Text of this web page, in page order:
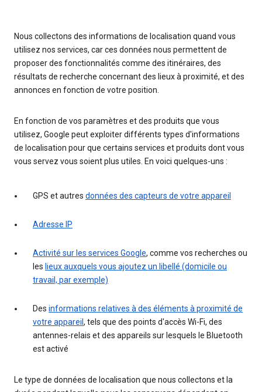
Nous collectons des informations de localisation quand vous
utilisez nos services, car ces données nous permettent de
proposer des fonctionnalités comme des itinéraires, des
résultats de recherche concernant des lieux à proximité, et des
annonces en fonction de votre position.
En fonction de vos paramètres et des produits que vous
utilisez, Google peut exploiter différents types d'informations
de localisation pour que certains services et produits dont vous
vous servez vous soient plus utiles. En voici quelques-uns :
GPS et autres données des capteurs de votre appareil
Adresse IP
Activité sur les services Google, comme vos recherches ou
les lieux auxquels vous ajoutez un libellé (domicile ou
travail, par exemple)
Des informations relatives à des éléments à proximité de
votre appareil , tels que des points d'accès Wi-Fi, des
antennes-relais et des appareils sur lesquels le Bluetooth
est activé
Le type de données de localisation que nous collectons et la